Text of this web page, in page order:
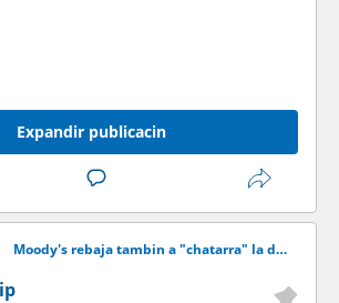
Expandir publicacin
Moody's rebaja tambin a "chatarra" la deuda de la elctrica de Puerto Rico